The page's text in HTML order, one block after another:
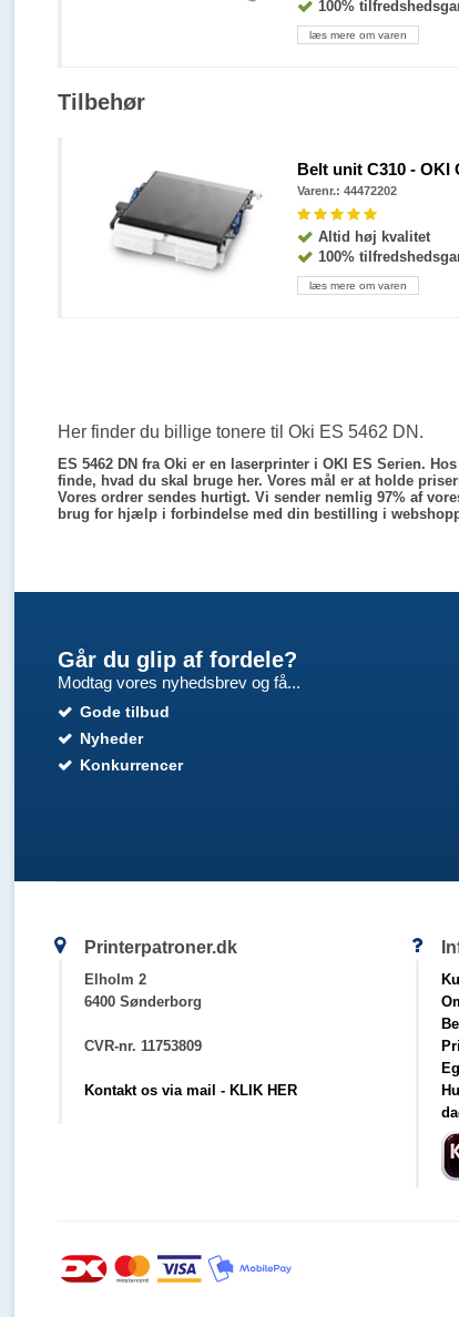
100%
læs mere om varen
Tilbehør
Belt unit C310 - OKI
Varenr.: 44472202
Altid høj kvalitet
100%
læs mere om varen
Her finder du billige tonere til Oki ES 5462 DN.
ES 5462 DN fra Oki er en laserprinter i OKI ES Serien.
finde, hvad du skal bruge her. Vores mål er at holde
Vores ordrer sendes hurtigt. Vi sender nemlig 97% af
brug for hjælp i forbindelse med din bestilling i
Går du glip af fordele?
Modtag vores nyhedsbrev og få...
Gode tilbud
Nyheder
Konkurrencer
Printerpatroner.dk
Elholm 2
6400 Sønderborg
CVR-nr. 11753809
Kontakt os via mail - KLIK HER